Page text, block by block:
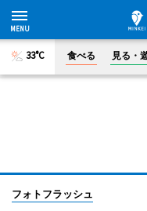
33°C 食べる 見る・
フォトフラッシュ